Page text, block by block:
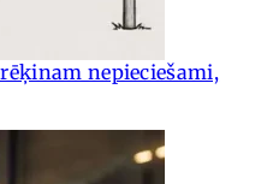
nepieciešami,